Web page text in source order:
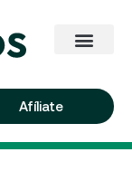
Afíliate